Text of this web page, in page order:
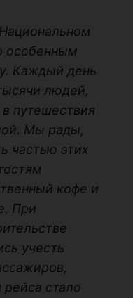
особенным
Каждый день
людей,
путешествия
Мы рады,
частью этих
кофе и
При
учесть
стало